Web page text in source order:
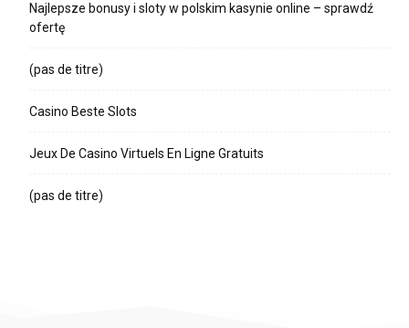
Najlepsze bonusy i sloty w polskim kasynie online – sprawdź
ofertę
(pas de titre)
Casino Beste Slots
Jeux De Casino Virtuels En Ligne Gratuits
(pas de titre)